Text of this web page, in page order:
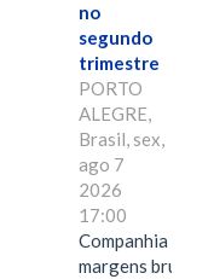
no
segundo
trimestre
PORTO
ALEGRE,
Brasil, sex,
ago 7
2026
17:00
Companhia
margens brutas